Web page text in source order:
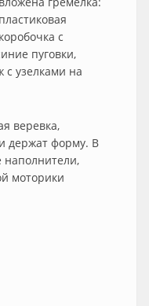
пластиковая
коробочка с
пуговки,
с узелками на
веревка,
держат форму. В
моторики